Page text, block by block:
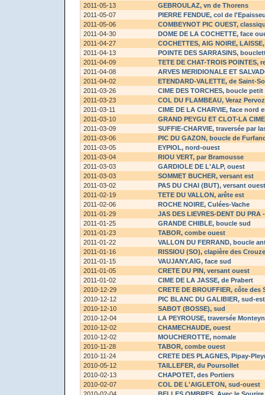
2011-05-13
GEBROULAZ, vn de Thorens
2011-05-07
PIERRE FENDUE, col de
2011-05-06
COMBEYNOT PIC OUEST,
2011-04-30
DOME DE LA COCHETTE, face
2011-04-27
COCHETTES, AIG NOIRE, LAISSE
2011-04-13
POINTE DES SARRASINS,
2011-04-09
TETE DE CHAT-TROIS POINTES,
2011-04-08
ARVES MERIDIONALE ET
2011-04-02
ETENDARD-VALETTE, de Saint-
2011-03-26
CIME DES TORCHES, boucle petit
2011-03-23
COL DU FLAMBEAU, Veraz Pervoz
2011-03-11
CIME DE LA CHARVIE, face nord
2011-03-10
GRAND PEYGU ET CLOT-LA CIME
2011-03-09
SUFFIE-CHARVIE, traversée par
2011-03-06
PIC DU GAZON, boucle de
2011-03-05
EYPIOL, nord-ouest
2011-03-04
RIOU VERT, par Bramousse
2011-03-03
GARDIOLE DE L'ALP, ouest
2011-03-03
SOMMET BUCHER, versant est
2011-03-02
PAS DU CHAI (BUT), versant ouest
2011-02-19
TETE DU VALLON, arête est
2011-02-06
ROCHE NOIRE, Culées-Vache
2011-01-29
JAS DES LIEVRES-DENT DU PRA
2011-01-25
GRANDE CHIBLE, boucle sud
2011-01-23
TABOR, combe ouest
2011-01-22
VALLON DU FERRAND, boucle
2011-01-16
RISSIOU (SO), clapière des
2011-01-15
VAUJANY.AIG, face sud
2011-01-05
CRETE DU PIN, versant ouest
2011-01-02
CIME DE LA JASSE, de Prabert
2010-12-29
CRETE DE BROUFFIER, côte des
2010-12-12
PIC BLANC DU GALIBIER, sud-est
2010-12-10
SABOT (BOSSE), sud
2010-12-04
LA PEYROUSE, traversée
2010-12-02
CHAMECHAUDE, ouest
2010-12-02
MOUCHEROTTE, nomale
2010-11-28
TABOR, combe ouest
2010-11-24
CRETE DES PLAGNES, Pipay-
2010-05-12
TAILLEFER, du Poursollet
2010-02-13
CHAPOTET, des Portiers
2010-02-07
COL DE L'AIGLETON, sud-ouest